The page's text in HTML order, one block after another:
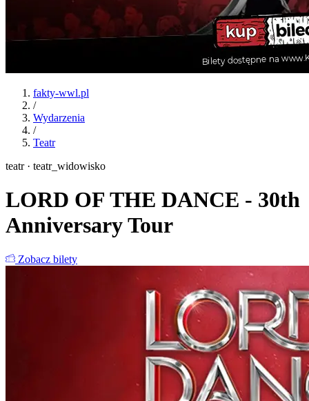
fakty-wwl.pl
/
Wydarzenia
/
Teatr
teatr · teatr_widowisko
LORD OF THE DANCE - 30th
Anniversary Tour
Zobacz bilety